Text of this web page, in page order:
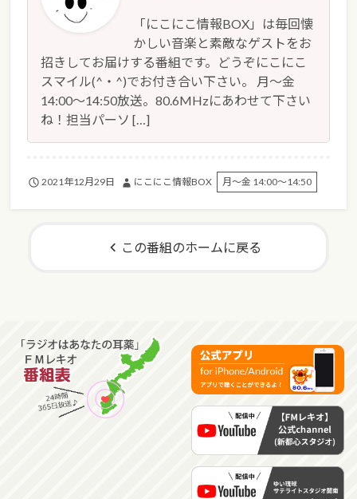
「にこにこ情報BOX」は毎回懐
かしい音楽と素敵なゲストをお
招きしてお届けする番組です。どうぞにこにこ
スマイル(^・^)でお付き合い下さい。 月～金
14:00～14:50放送。80.6MHzにあわせて下さい
ね！担当パーソ […]
2021年12月29日 にこにこ情報BOX 月～金 14:00～14:50
この番組のホームに戻る